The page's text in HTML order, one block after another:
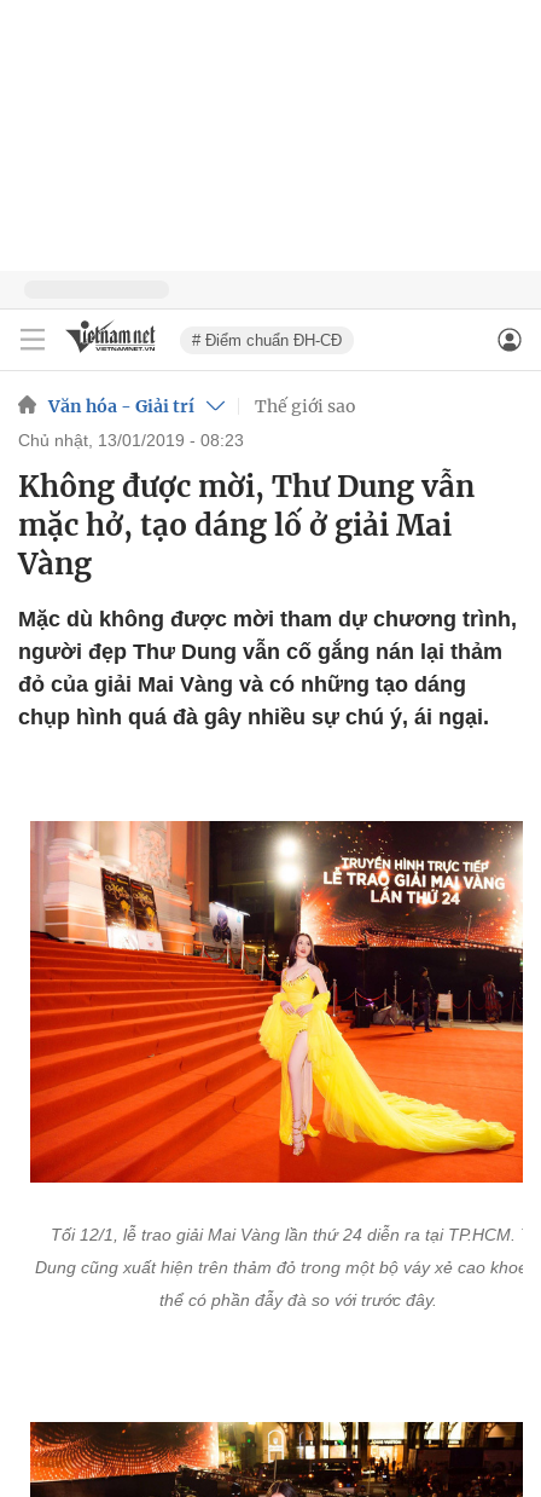
# Điểm chuẩn ĐH-CĐ
Văn hóa - Giải trí Thế giới sao
chủ nhật, 13/01/2019 - 08:23
Không được mời, Thư Dung vẫn
mặc hở, tạo dáng lố ở giải Mai
Vàng
Mặc dù không được mời tham dự chương trình,
người đẹp Thư Dung vẫn cố gắng nán lại thảm
đỏ của giải Mai Vàng và có những tạo dáng
chụp hình quá đà gây nhiều sự chú ý, ái ngại.
Tối 12/1, lễ trao giải Mai Vàng lần thứ 24 diễn ra tại TP.HCM.
Dung cũng xuất hiện trên thảm đỏ trong một bộ váy xẻ cao khoe
thể có phần đẫy đà so với trước đây.